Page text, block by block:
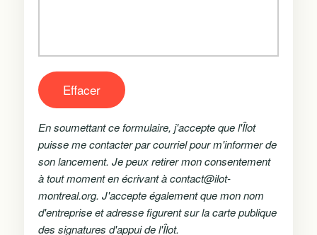
Effacer
En soumettant ce formulaire, j'accepte que l'Îlot
puisse me contacter par courriel pour m'informer de
son lancement. Je peux retirer mon consentement
à tout moment en écrivant à contact@ilot-
montreal.org. J'accepte également que mon nom
d'entreprise et adresse figurent sur la carte publique
des signatures d'appui de l'Îlot.